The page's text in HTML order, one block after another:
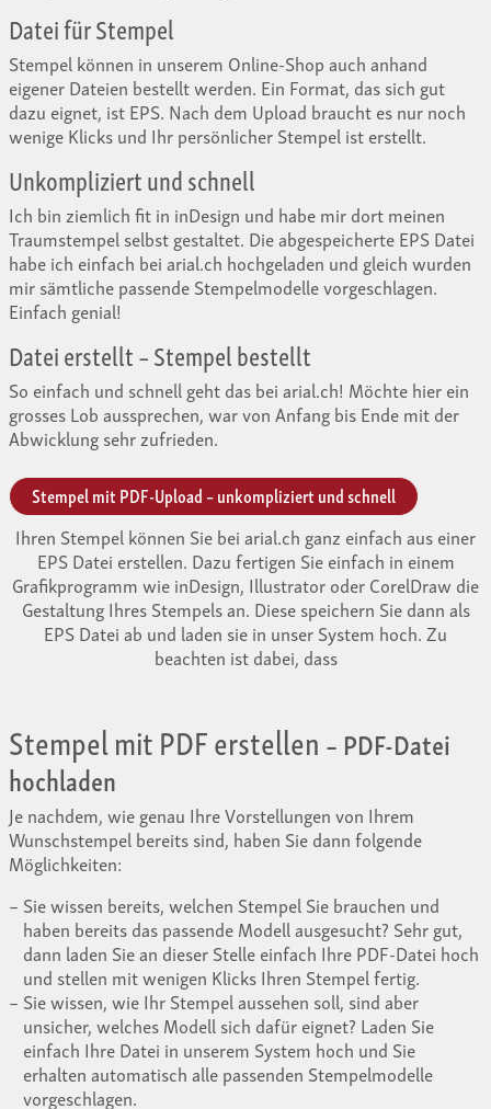
Datei für Stempel
Stempel können in unserem Online-Shop auch anhand
eigener Dateien bestellt werden. Ein Format, das sich gut
dazu eignet, ist EPS. Nach dem Upload braucht es nur noch
wenige Klicks und Ihr persönlicher Stempel ist erstellt.
Unkompliziert und schnell
Ich bin ziemlich fit in inDesign und habe mir dort meinen
Traumstempel selbst gestaltet. Die abgespeicherte EPS Datei
habe ich einfach bei arial.ch hochgeladen und gleich wurden
mir sämtliche passende Stempelmodelle vorgeschlagen.
Einfach genial!
Datei erstellt – Stempel bestellt
So einfach und schnell geht das bei arial.ch! Möchte hier ein
grosses Lob aussprechen, war von Anfang bis Ende mit der
Abwicklung sehr zufrieden.
Stempel mit PDF-Upload – unkompliziert und schnell
Ihren Stempel können Sie bei arial.ch ganz einfach aus einer
EPS Datei erstellen. Dazu fertigen Sie einfach in einem
Grafikprogramm wie inDesign, Illustrator oder CorelDraw die
Gestaltung Ihres Stempels an. Diese speichern Sie dann als
EPS Datei ab und laden sie in unser System hoch. Zu
beachten ist dabei, dass
Stempel mit PDF erstellen– PDF-Datei
hochladen
Je nachdem, wie genau Ihre Vorstellungen von Ihrem
Wunschstempel bereits sind, haben Sie dann folgende
Möglichkeiten:
Sie wissen bereits, welchen Stempel Sie brauchen und
haben bereits das passende Modell ausgesucht? Sehr gut,
dann laden Sie an dieser Stelle einfach Ihre PDF-Datei hoch
und stellen mit wenigen Klicks Ihren Stempel fertig.
Sie wissen, wie Ihr Stempel aussehen soll, sind aber
unsicher, welches Modell sich dafür eignet? Laden Sie
einfach Ihre Datei in unserem System hoch und Sie
erhalten automatisch alle passenden Stempelmodelle
vorgeschlagen.